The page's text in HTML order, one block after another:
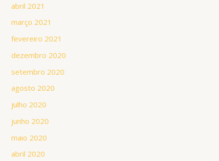
abril 2021
março 2021
fevereiro 2021
dezembro 2020
setembro 2020
agosto 2020
julho 2020
junho 2020
maio 2020
abril 2020